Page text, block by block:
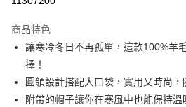
Apple Pay
街口支付
悠遊付
商品特色
讓寒冷冬日不再孤單，這款100%羊
擇！
圓領設計搭配大口袋，實用又時尚，
附帶的帽子讓你在寒風中也能保持溫